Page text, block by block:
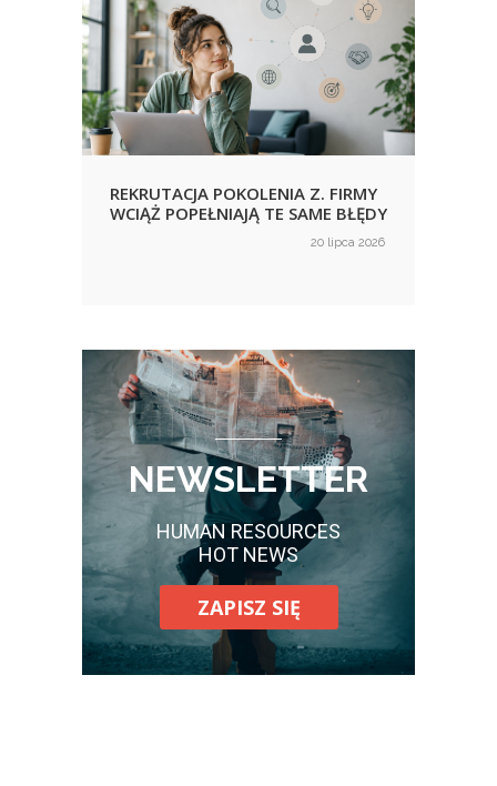
REKRUTACJA POKOLENIA Z. FIRMY
WCIĄŻ POPEŁNIAJĄ TE SAME BŁĘDY
20 lipca 2026
NEWSLETTER
HUMAN RESOURCES
HOT NEWS
ZAPISZ SIĘ